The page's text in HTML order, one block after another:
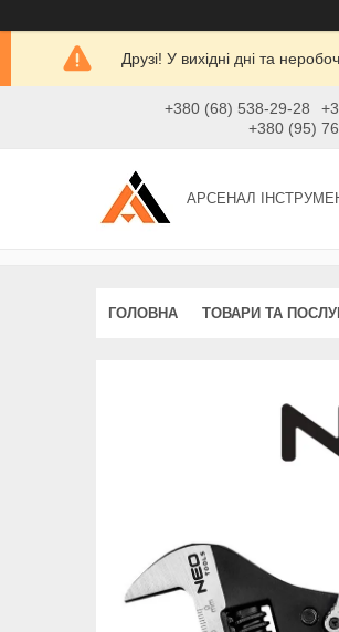
Друзі! У вихідні дні та
+380 (68) 538-29-28
+380 (95)
АРСЕНАЛ
ГОЛОВНА ТОВАРИ ТА